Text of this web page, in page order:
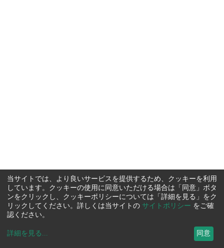
当サイトでは、より良いサービスを提供するため、クッキーを利用
しています。クッキーの使用に同意いただける場合は「同意」ボタ
ンをクリックし、クッキーポリシーについては「詳細を見る」をク
リックしてください。詳しくは当サイトの サイトポリシー をご確
認ください。
詳細を見る ... 同意